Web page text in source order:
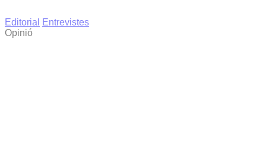
Editorial
Entrevistes
Opinió